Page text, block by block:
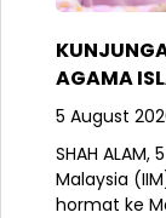
AGAMA
5 August
SHAH
Malaysia
hormat ke